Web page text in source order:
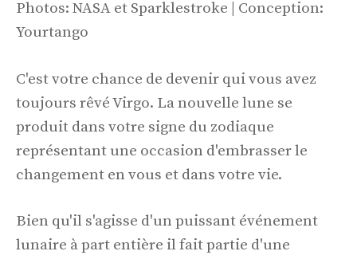
Photos: NASA et Sparklestroke | Conception:
Yourtango
C'est votre chance de devenir qui vous avez
toujours rêvé Virgo. La nouvelle lune se
produit dans votre signe du zodiaque
représentant une occasion d'embrasser le
changement en vous et dans votre vie.
Bien qu'il s'agisse d'un puissant événement
lunaire à part entière il fait partie d'une